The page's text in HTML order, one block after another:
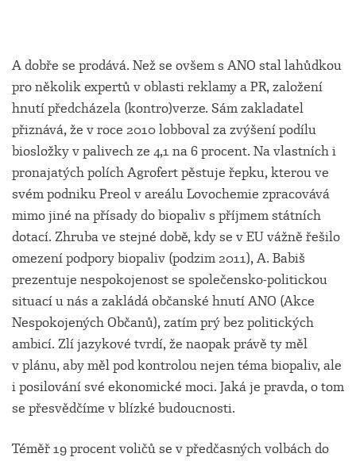
A dobře se prodává. Než se ovšem s ANO stal lahůdkou
pro několik expertů v oblasti reklamy a PR, založení
hnutí předcházela (kontro)verze. Sám zakladatel
přiznává, že v roce 2010 lobboval za zvýšení podílu
biosložky v palivech ze 4,1 na 6 procent. Na vlastních i
pronajatých polích Agrofert pěstuje řepku, kterou ve
svém podniku Preol v areálu Lovochemie zpracovává
mimo jiné na přísady do biopaliv s příjmem státních
dotací. Zhruba ve stejné době, kdy se v EU vážně řešilo
omezení podpory biopaliv (podzim 2011), A. Babiš
prezentuje nespokojenost se společensko-politickou
situací u nás a zakládá občanské hnutí ANO (Akce
Nespokojených Občanů), zatím prý bez politických
ambicí. Zlí jazykové tvrdí, že naopak právě ty měl
v plánu, aby měl pod kontrolou nejen téma biopaliv, ale
i posilování své ekonomické moci. Jaká je pravda, o tom
se přesvědčíme v blízké budoucnosti.
Téměř 19 procent voličů se v předčasných volbách do